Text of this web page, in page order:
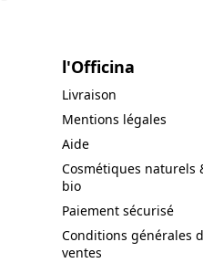
l'Officina
Livraison
Mentions légales
Aide
Cosmétiques naturels
bio
Paiement sécurisé
Conditions générales
ventes